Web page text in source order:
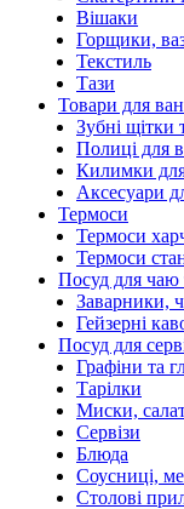
Вішаки
Горщики,
Текстиль
Тази
Товари для
Зубні щітки
Полиці для
Килимки
Аксесуари
Термоси
Термоси
Термоси
Посуд для чаю
Заварники,
Гейзерні
Посуд для
Графіни та
Тарілки
Миски,
Сервізи
Блюда
Соусниці,
Столові